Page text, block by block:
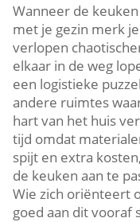
Wanneer de
met je gezin merk
verlopen
elkaar in de weg
een logistieke
andere ruimtes
hart van het huis
tijd omdat
spijt en extra
de keuken aan te
Wie zich oriënteert
goed aan dit vooraf